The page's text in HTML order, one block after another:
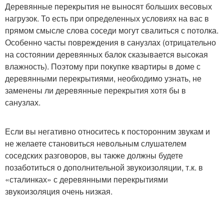
Деревянные перекрытия не выносят больших весовых
нагрузок. То есть при определенных условиях на вас в
прямом смысле слова соседи могут свалиться с потолка.
Особенно часты повреждения в санузлах (отрицательно
на состоянии деревянных балок сказывается высокая
влажность). Поэтому при покупке квартиры в доме с
деревянными перекрытиями, необходимо узнать, не
заменены ли деревянные перекрытия хотя бы в
санузлах.
Если вы негативно относитесь к посторонним звукам и
не желаете становиться невольным слушателем
соседских разговоров, вы также должны будете
позаботиться о дополнительной звукоизоляции, т.к. в
«сталинках» с деревянными перекрытиями
звукоизоляция очень низкая.